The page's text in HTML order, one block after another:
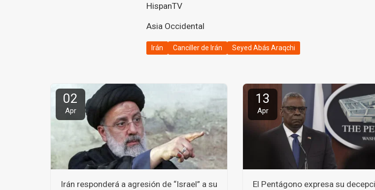
HispanTV
Asia Occidental
Irán Canciller de Irán Seyed Abás Araqchi
02
Apr
Irán responderá a agresión de “Israel” a su
13
Apr
El Pentágono expresa su